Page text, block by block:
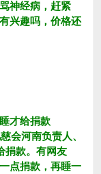
神经病，赶紧
兴趣吗，价格还
才给捐款
会河南负责人、
捐款。有网友
点捐款，再睡一